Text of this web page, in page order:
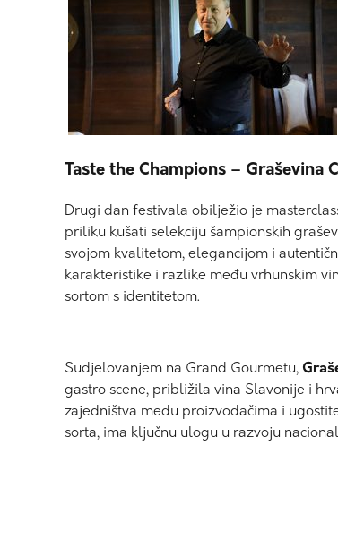
Taste the Champions – Graševina
Drugi dan festivala obilježio je
priliku kušati selekciju šampionskih
svojom kvalitetom, elegancijom i
karakteristike i razlike među vrhunskim
sortom s identitetom.
Sudjelovanjem na Grand Gourmetu,
gastro scene, približila vina Slavonije i
zajedništva među proizvođačima i
sorta, ima ključnu ulogu u razvoju